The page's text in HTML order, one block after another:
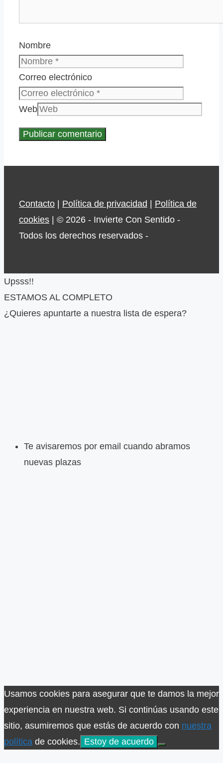
Nombre
Correo electrónico
Web
Contacto Política de privacidad
Política de
cookies | © 2026 - Invierte Con Sentido -
Todos los derechos reservados -
Upsss!!
ESTAMOS AL COMPLETO
¿Quieres apuntarte a nuestra lista de espera?
Te avisaremos por email cuando abramos
nuevas plazas
Usamos cookies para asegurar que te damos la mejor
experiencia en nuestra web. Si continúas usando este
sitio, asumiremos que estás de acuerdo con nuestra
política de cookies. Estoy de acuerdo